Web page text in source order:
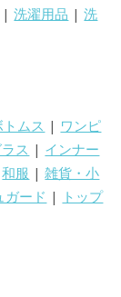
|洗濯用品 |洗
トムス | ワンピ
ス | インナー
和服 |雑貨・小
ガード |
トップ